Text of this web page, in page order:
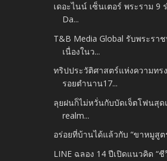
เดอะไนน์ เซ็นเตอร์ พระราม 9
Da...
T&B Media Global รับพระรา
เนื่องในว...
ทริปประวัติศาสตร์แห่งความทร
รอยตำนาน17...
ลุยฝนก็ไม่หวั่นกับบัดเจ็ตโฟนสุด
realm...
อร่อยที่บ้านได้แล้วกับ “ขาหมูสูต
LINE ฉลอง 14 ปีเปิดแนวคิด “